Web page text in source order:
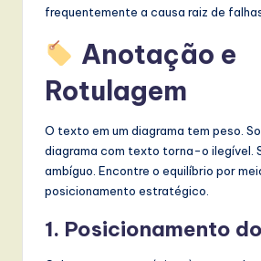
frequentemente a causa raiz de
Anotação e
Rotulagem
O texto em um diagrama tem peso.
diagrama com texto torna-o ilegível.
ambíguo. Encontre o equilíbrio por
posicionamento estratégico.
1. Posicionamento